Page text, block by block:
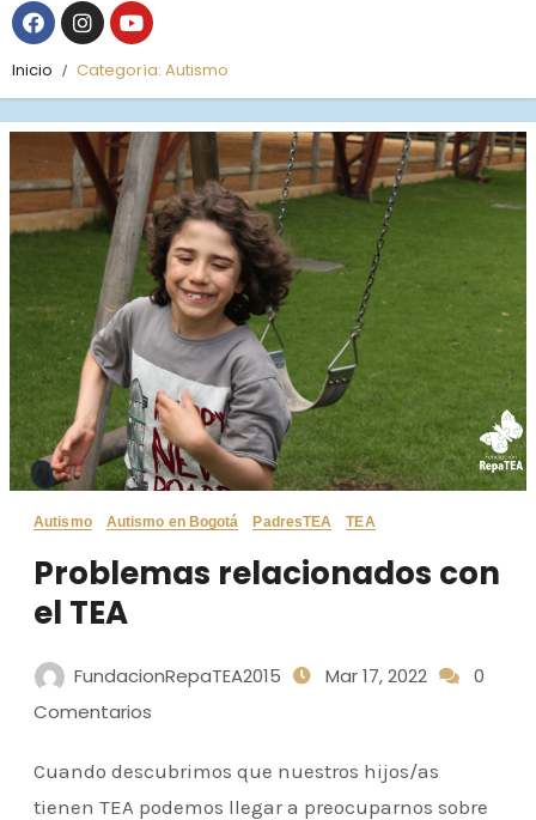
Inicio Categoría: Autismo
Autismo Autismo en Bogotá PadresTEA TEA
Problemas relacionados con
el TEA
FundacionRepaTEA2015 Mar 17, 2022
0
Comentarios
Cuando descubrimos que nuestros hijos/as
tienen TEA podemos llegar a preocuparnos sobre